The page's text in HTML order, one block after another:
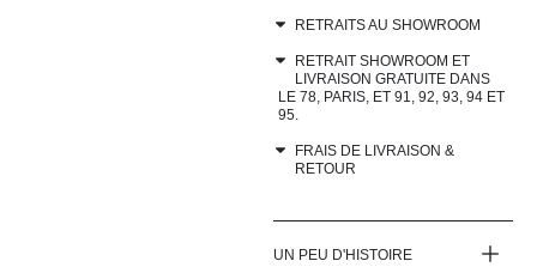
RETRAITS AU SHOWROOM
RETRAIT SHOWROOM ET
LIVRAISON GRATUITE DANS
LE 78, PARIS, ET 91, 92, 93, 94 ET
95.
FRAIS DE LIVRAISON &
RETOUR
UN PEU D'HISTOIRE